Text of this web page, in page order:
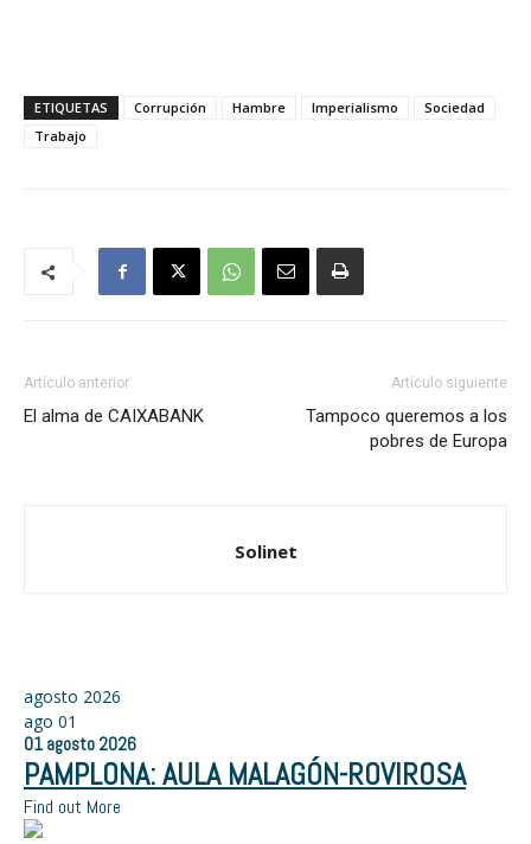
ETIQUETAS Corrupción Hambre Imperialismo
Sociedad
Trabajo
Artículo anterior
El alma de CAIXABANK
Artículo siguiente
Tampoco queremos a los
pobres de Europa
Solinet
agosto 2026
ago 01
01 agosto 2026
PAMPLONA: AULA MALAGÓN-ROVIROSA
Find out More